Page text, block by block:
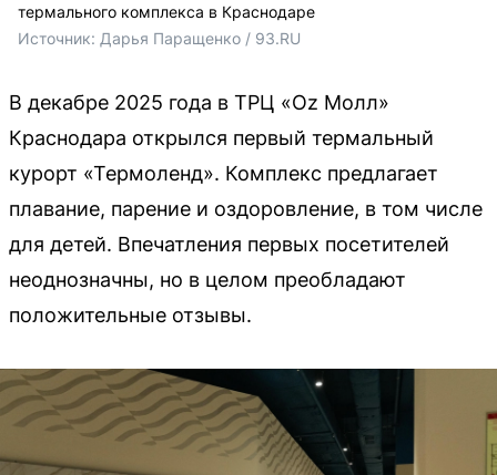
термального комплекса в Краснодаре
Источник: Дарья Паращенко / 93.RU
В декабре 2025 года в ТРЦ «Oz Молл»
Краснодара открылся первый термальный
курорт «Термоленд». Комплекс предлагает
плавание, парение и оздоровление, в том числе
для детей. Впечатления первых посетителей
неоднозначны, но в целом преобладают
положительные отзывы.